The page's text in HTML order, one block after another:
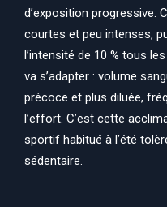
d’exposition progressive.
courtes et peu intenses,
l’intensité de 10 % tous
va s’adapter : volume
précoce et plus diluée,
l’effort. C’est cette
sportif habitué à l’été
sédentaire.